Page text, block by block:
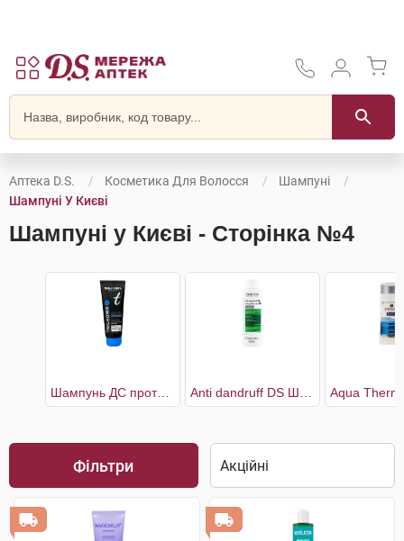
Аптека D.S. Косметика Для Волосся
Шампуні
Шампуні У Києві
Шампуні у Києві - Сторінка №4
Шампунь ДС проти легкої і помірної лупи
Фільтри